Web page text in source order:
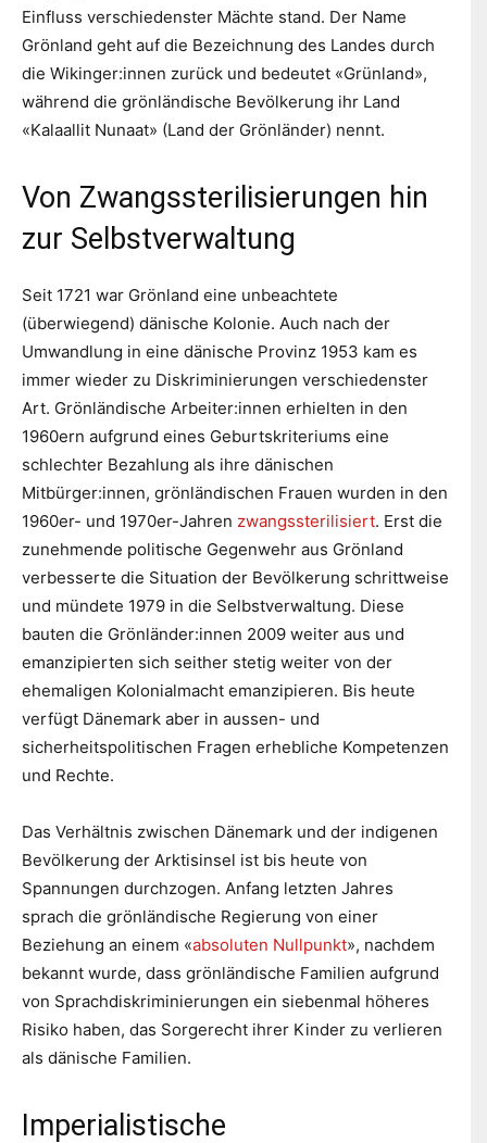
Einfluss verschiedenster Mächte stand. Der Name
Grönland geht auf die Bezeichnung des Landes durch
die Wikinger:innen zurück und bedeutet «Grünland»,
während die grönländische Bevölkerung ihr Land
«Kalaallit Nunaat» (Land der Grönländer) nennt.
Von Zwangssterilisierungen hin
zur Selbstverwaltung
Seit 1721 war Grönland eine unbeachtete
(überwiegend) dänische Kolonie. Auch nach der
Umwandlung in eine dänische Provinz 1953 kam es
immer wieder zu Diskriminierungen verschiedenster
Art. Grönländische Arbeiter:innen erhielten in den
1960ern aufgrund eines Geburtskriteriums eine
schlechter Bezahlung als ihre dänischen
Mitbürger:innen, grönländischen Frauen wurden in den
1960er- und 1970er-Jahren zwangssterilisiert. Erst die
zunehmende politische Gegenwehr aus Grönland
verbesserte die Situation der Bevölkerung schrittweise
und mündete 1979 in die Selbstverwaltung. Diese
bauten die Grönländer:innen 2009 weiter aus und
emanzipierten sich seither stetig weiter von der
ehemaligen Kolonialmacht emanzipieren. Bis heute
verfügt Dänemark aber in aussen- und
sicherheitspolitischen Fragen erhebliche Kompetenzen
und Rechte.
Das Verhältnis zwischen Dänemark und der indigenen
Bevölkerung der Arktisinsel ist bis heute von
Spannungen durchzogen. Anfang letzten Jahres
sprach die grönländische Regierung von einer
Beziehung an einem «absoluten Nullpunkt», nachdem
bekannt wurde, dass grönländische Familien aufgrund
von Sprachdiskriminierungen ein siebenmal höheres
Risiko haben, das Sorgerecht ihrer Kinder zu verlieren
als dänische Familien.
Imperialistische